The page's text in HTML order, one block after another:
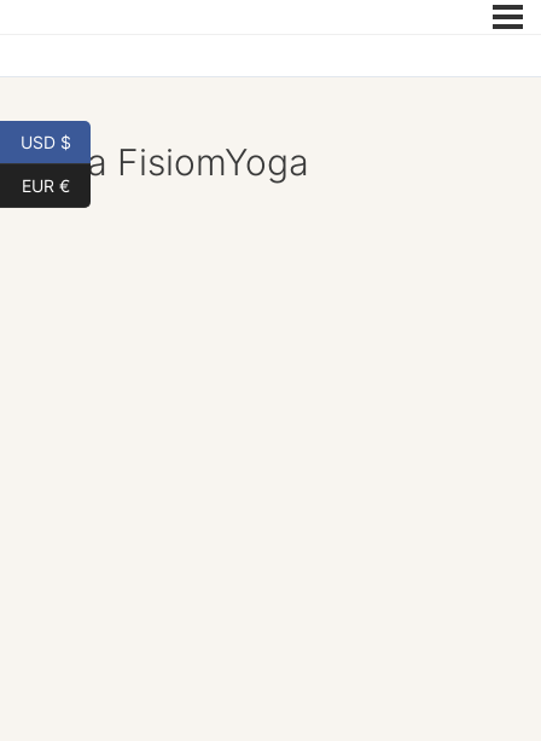
Guía FisiomYoga
USD $
EUR €